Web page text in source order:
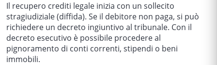
Il recupero crediti legale inizia con un sollecito
stragiudiziale (diffida). Se il debitore non paga, si può
richiedere un decreto ingiuntivo al tribunale. Con il
decreto esecutivo è possibile procedere al
pignoramento di conti correnti, stipendi o beni
immobili.